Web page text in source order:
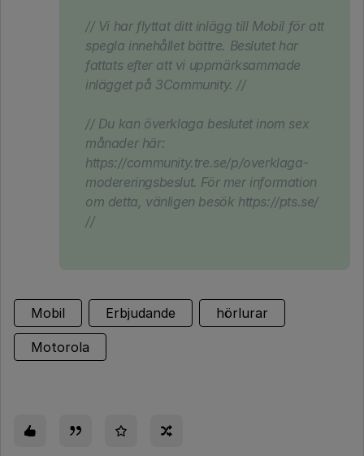
// Vi har flyttat ditt inlägg till Mobil för att
spegla innehållet bättre. Beslutet har
fattats efter att vi uppmärksammade
inlägget på 3Community. //
// Du kan överklaga beslutet inom sex
månader här:
https://community.tre.se/p/overklaga-
modereringsbeslut. För mer information
om detta, vänligen besök https://pts.se/
//
Mobil Erbjudande hörlurar
Motorola